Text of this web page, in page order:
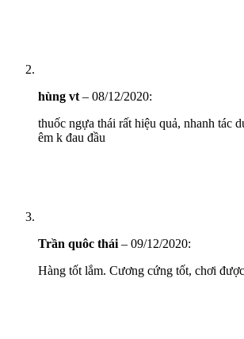
hùng vt – 08/12/2020:
thuốc ngựa thái rất hiệu quả, nhanh tác
êm k đau đầu
Trần quôc thái – 09/12/2020:
Hàng tốt lắm. Cương cứng tốt, chơi